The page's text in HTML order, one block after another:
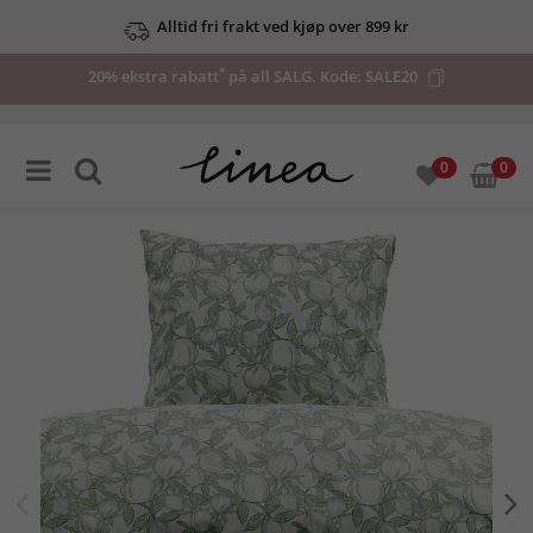
Alltid fri frakt ved kjøp over 899 kr
20% ekstra rabatt* på all SALG. Kode: SALE20
0 0